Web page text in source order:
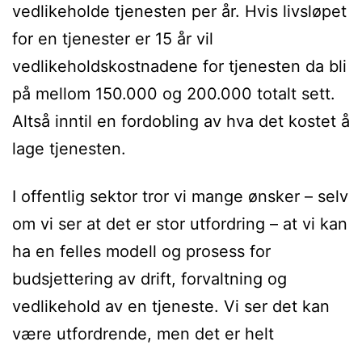
vedlikeholde tjenesten per år. Hvis livsløpet
for en tjenester er 15 år vil
vedlikeholdskostnadene for tjenesten da bli
på mellom 150.000 og 200.000 totalt sett.
Altså inntil en fordobling av hva det kostet å
lage tjenesten.
I offentlig sektor tror vi mange ønsker – selv
om vi ser at det er stor utfordring – at vi kan
ha en felles modell og prosess for
budsjettering av drift, forvaltning og
vedlikehold av en tjeneste. Vi ser det kan
være utfordrende, men det er helt